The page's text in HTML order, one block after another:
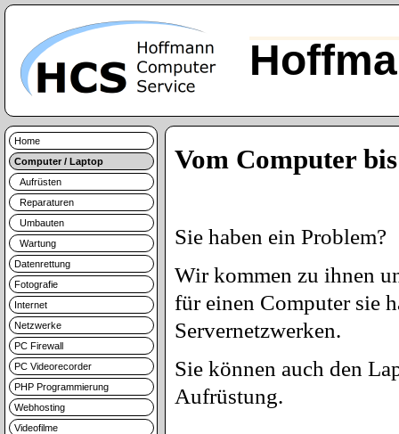
Home
Computer / Laptop
Aufrüsten
Reparaturen
Umbauten
Wartung
Datenrettung
Fotografie
Internet
Netzwerke
PC Firewall
PC Videorecorder
PHP Programmierung
Webhosting
Videofilme
Vom Computer
Sie haben ein Problem?
Wir kommen zu ihnen
für einen Computer sie
Servernetzwerken.
Sie können auch den
Aufrüstung.